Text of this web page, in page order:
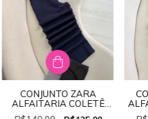
CONJUNTO ZARA
ALFAITARIA COLETÊ
REF: 34656( FORMA